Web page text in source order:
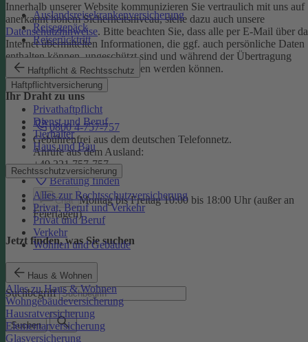
Auslandsreisekrankenversicherung
Reisegepäck
Reiserücktritt
Haftpflicht & Rechtsschutz
Haftpflichtversicherung
Privathaftpflicht
Dienst und Beruf
Tierhalter
Haus und Bau
Rechtsschutzversicherung
Alles zur Rechtsschutzversicherung
Privat, Beruf und Verkehr
Privat und Beruf
Verkehr
Wohnen und Gebäude
Haus & Wohnen
Alles zu Haus & Wohnen
Wohngebäudeversicherung
Hausratversicherung
Elementarversicherung
Glasversicherung
Innerhalb unserer Website kommunizieren Sie vertraulich mit uns auf
anerkannt hohem Sicherheitsniveau, siehe dazu auch unsere
Datenschutzhinweise. Bitte beachten Sie, dass alle per E-Mail über
Internet übermittelten Informationen, die ggf. auch persönliche Daten
enthalten können, ungeschützt sind und während der Übertragung
potenziell von Dritten eingesehen werden können.
Ihr Draht zu uns
0800 4-757-757
Gebührenfrei aus dem deutschen Telefonnetz.
Anrufe aus dem Ausland:
+49 221 757-757
Beratung finden
Chat Montag bis Freitag 10:00 bis 18:00 Uhr (außer an
Feiertagen)
Jetzt finden, was Sie suchen
Suchbegriff
Suchen